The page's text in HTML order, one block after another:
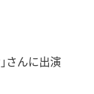
さんに出演